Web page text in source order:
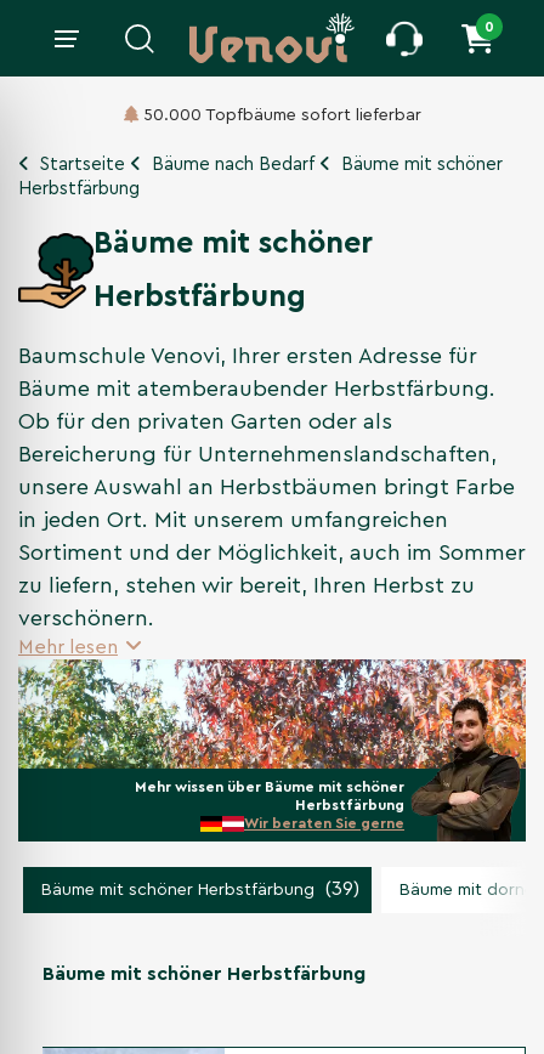
0
50.000 Topfbäume sofort lieferbar
Startseite Bäume nach Bedarf
Bäume mit schöner
Herbstfärbung
Bäume mit schöner
Herbstfärbung
Baumschule Venovi, Ihrer ersten Adresse für
Bäume mit atemberaubender Herbstfärbung.
Ob für den privaten Garten oder als
Bereicherung für Unternehmenslandschaften,
unsere Auswahl an Herbstbäumen bringt Farbe
in jeden Ort. Mit unserem umfangreichen
Sortiment und der Möglichkeit, auch im Sommer
zu liefern, stehen wir bereit, Ihren Herbst zu
verschönern.
Mehr lesen
Mehr wissen über Bäume mit schöner
Herbstfärbung
Wir beraten Sie gerne
Bäume mit dornen
Bäume mit schöner Herbstfärbung (39)
Bäume mit schöner Herbstfärbung